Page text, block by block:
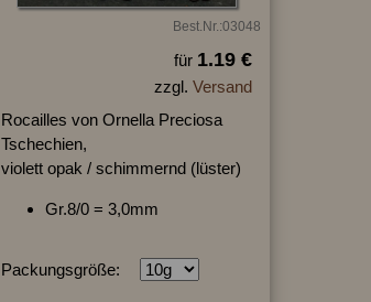
Best.Nr.:03048
für 1.19 €
zzgl. Versand
Rocailles von Ornella Preciosa
Tschechien,
violett opak / schimmernd (lüster)
Gr.8/0 = 3,0mm
Packungsgröße: